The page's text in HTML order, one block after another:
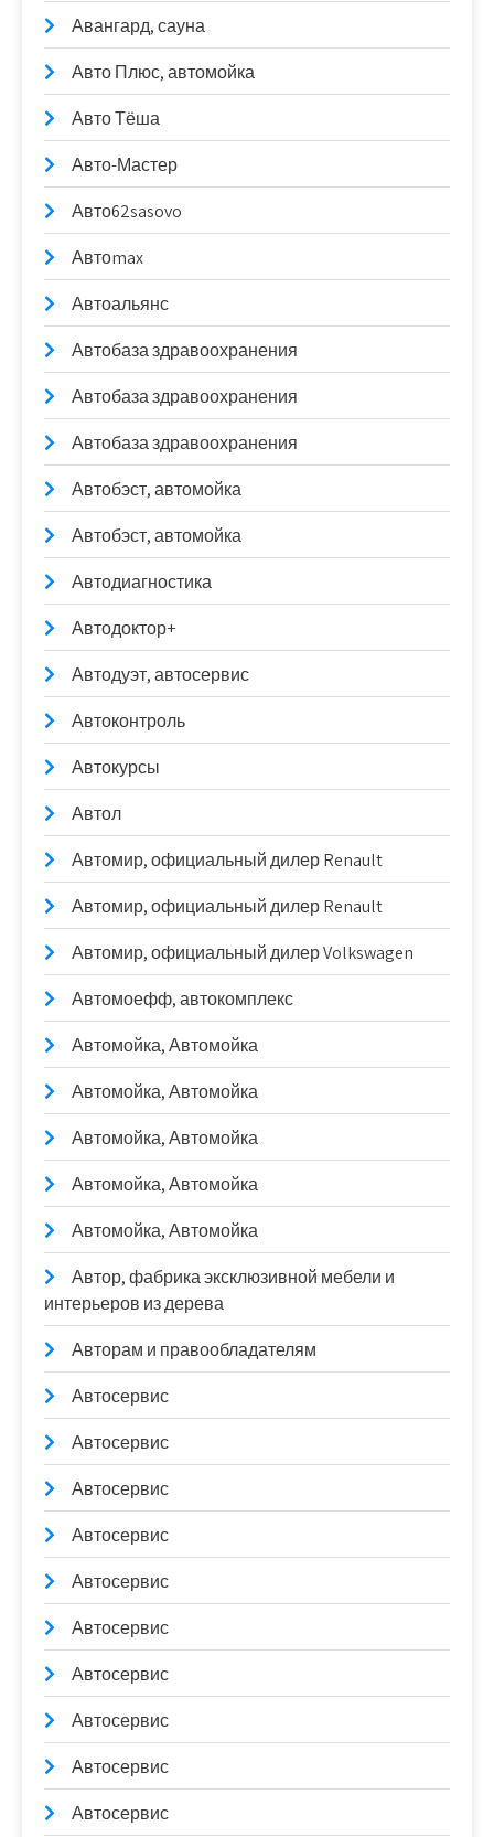
Авангард, сауна
Авто Плюс, автомойка
Авто Тёша
Авто-Мастер
Авто62sasovo
Автоmax
Автоальянс
Автобаза здравоохранения
Автобаза здравоохранения
Автобаза здравоохранения
Автобэст, автомойка
Автобэст, автомойка
Автодиагностика
Автодоктор+
Автодуэт, автосервис
Автоконтроль
Автокурсы
Автол
Автомир, официальный дилер Renault
Автомир, официальный дилер Renault
Автомир, официальный дилер Volkswagen
Автомоефф, автокомплекс
Автомойка, Автомойка
Автомойка, Автомойка
Автомойка, Автомойка
Автомойка, Автомойка
Автомойка, Автомойка
Автор, фабрика эксклюзивной мебели и
интерьеров из дерева
Авторам и правообладателям
Автосервис
Автосервис
Автосервис
Автосервис
Автосервис
Автосервис
Автосервис
Автосервис
Автосервис
Автосервис